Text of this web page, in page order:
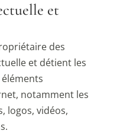
et
des
et détient les
notamment les
logos, vidéos,